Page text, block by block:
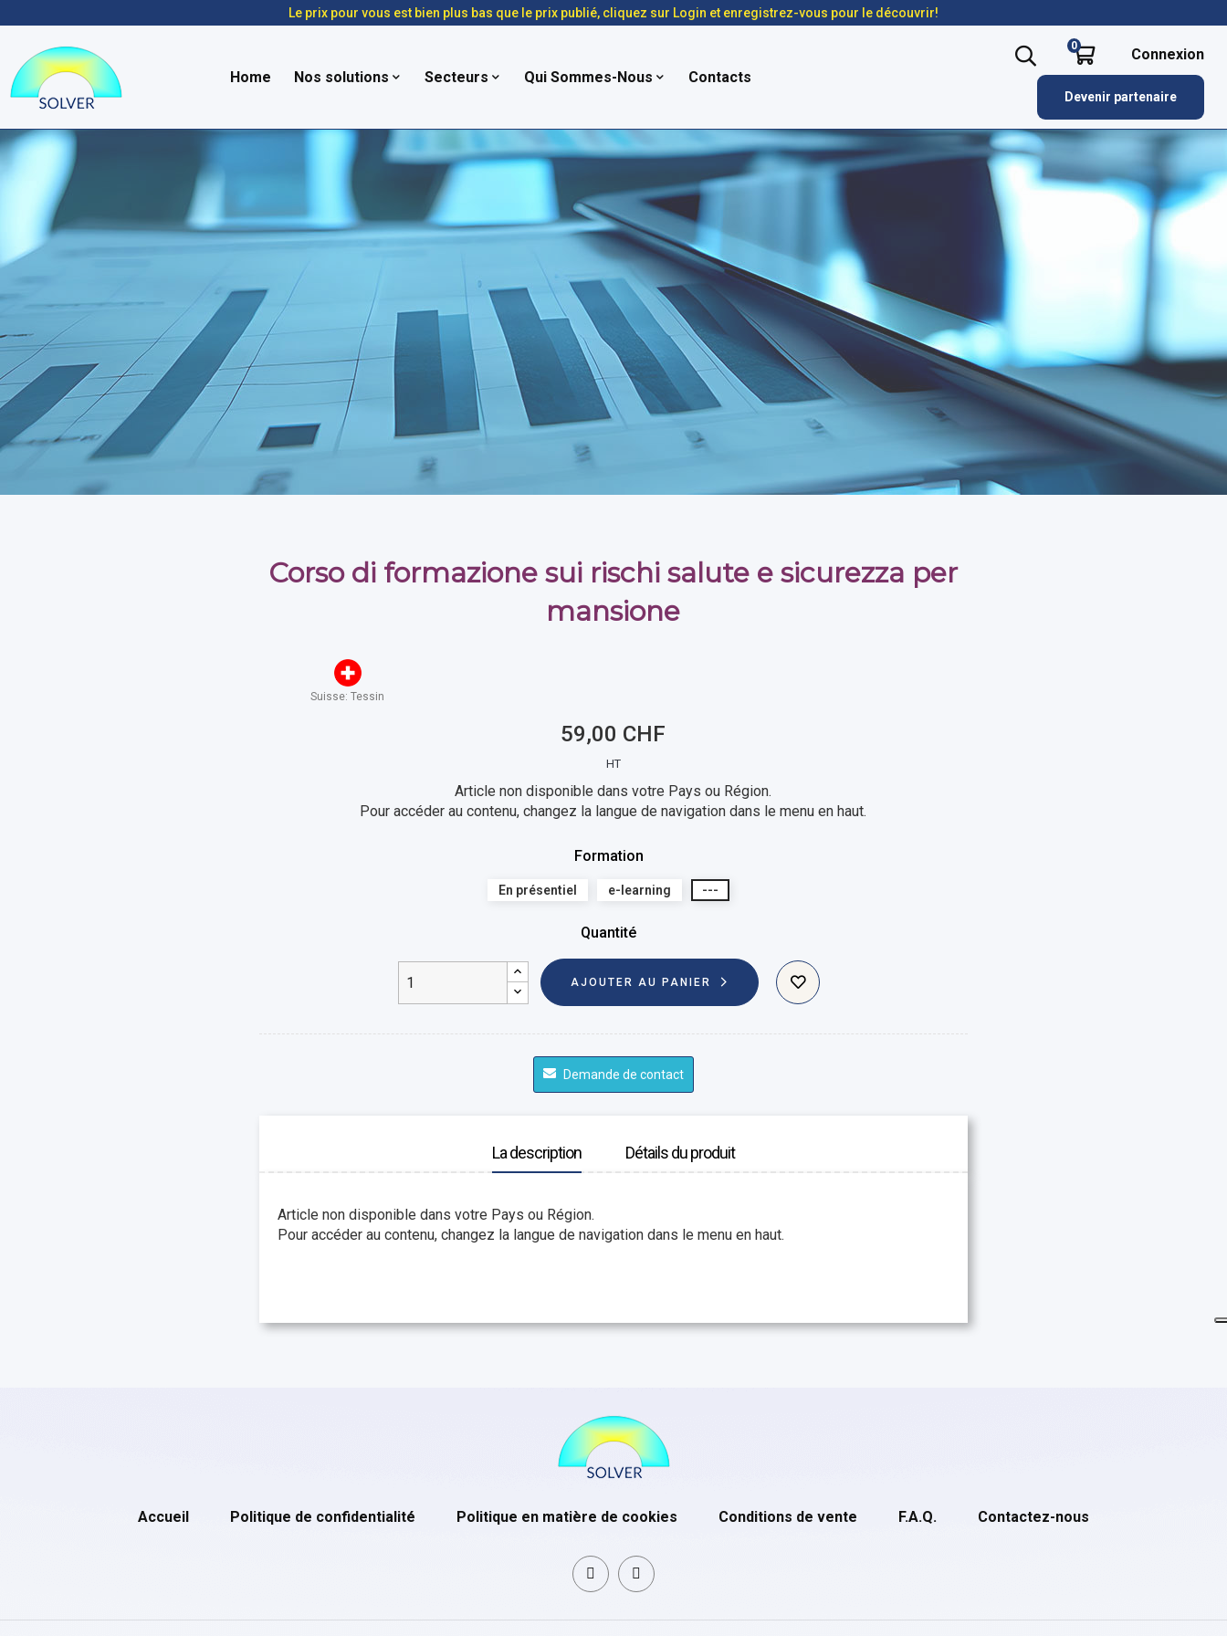
Le prix pour vous est bien plus bas que le prix publié, cliquez sur Login et enregistrez-vous pour le découvrir!
Home Nos solutions Secteurs Qui Sommes-Nous Contacts
0 Connexion
Devenir partenaire
Corso di formazione sui rischi salute e sicurezza per
mansione
Suisse: Tessin
59,00 CHF
HT
Article non disponible dans votre Pays ou Région.
Pour accéder au contenu, changez la langue de navigation dans le menu en haut.
Formation
En présentiel e-learning ---
Quantité
AJOUTER AU PANIER
Demande de contact
La description Détails du produit
Article non disponible dans votre Pays ou Région.
Pour accéder au contenu, changez la langue de navigation dans le menu en haut.
Accueil Politique de confidentialité Politique en matière de cookies Conditions de vente F.A.Q. Contactez-nous